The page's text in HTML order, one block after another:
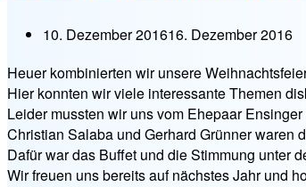
10. Dezember 201616. Dezember 2016
Heuer kombinierten wir unsere
Hier konnten wir viele interessante Themen
Leider mussten wir uns vom Ehepaar
Christian Salaba und Gerhard Grünner waren
Dafür war das Buffet und die Stimmung unter
Wir freuen uns bereits auf nächstes Jahr und